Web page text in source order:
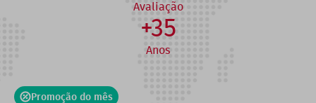
Avaliação
+35
Anos
Promoção do mês